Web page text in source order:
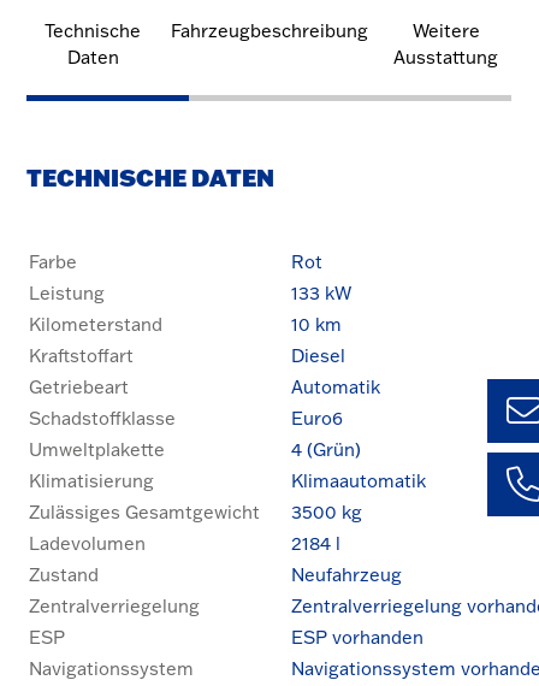
+49
1435
Technische
Daten
Fahrzeugbeschreibung
Weitere
Ausstattung
TECHNISCHE DATEN
Farbe
Rot
Leistung
133 kW
Kilometerstand
10 km
Kraftstoffart
Diesel
Getriebeart
Automatik
Schadstoffklasse
Euro6
Umweltplakette
4 (Grün)
Klimatisierung
Klimaautomatik
Zulässiges Gesamtgewicht
3500 kg
Ladevolumen
2184 l
Zustand
Neufahrzeug
Zentralverriegelung
Zentralverriegelung
ESP
ESP vorhanden
Navigationssystem
Navigationssystem